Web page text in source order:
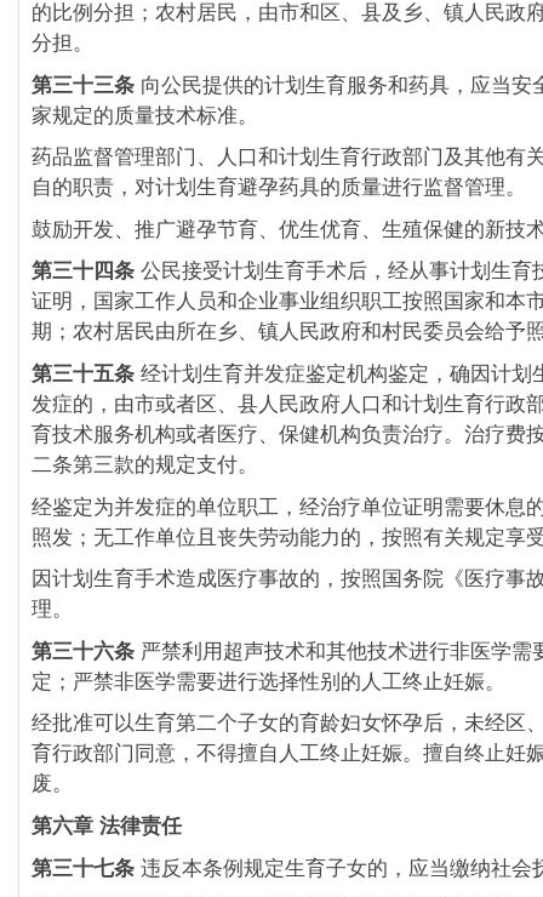
的比例分担；农村居民，由市和区、县及乡、镇人民政
分担。
第三十三条 向公民提供的计划生育服务和药具，应当安
家规定的质量技术标准。
药品监督管理部门、人口和计划生育行政部门及其他有
自的职责，对计划生育避孕药具的质量进行监督管理。
鼓励开发、推广避孕节育、优生优育、生殖保健的新技
第三十四条 公民接受计划生育手术后，经从事计划生育
证明，国家工作人员和企业事业组织职工按照国家和本
期；农村居民由所在乡、镇人民政府和村民委员会给予
第三十五条 经计划生育并发症鉴定机构鉴定，确因计划
发症的，由市或者区、县人民政府人口和计划生育行政
育技术服务机构或者医疗、保健机构负责治疗。治疗费
二条第三款的规定支付。
经鉴定为并发症的单位职工，经治疗单位证明需要休息
照发；无工作单位且丧失劳动能力的，按照有关规定享
因计划生育手术造成医疗事故的，按照国务院《医疗事
理。
第三十六条 严禁利用超声技术和其他技术进行非医学需
定；严禁非医学需要进行选择性别的人工终止妊娠。
经批准可以生育第二个子女的育龄妇女怀孕后，未经区
育行政部门同意，不得擅自人工终止妊娠。擅自终止妊
废。
第六章 法律责任
第三十七条 违反本条例规定生育子女的，应当缴纳社会